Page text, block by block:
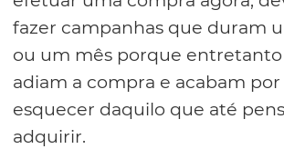
fazer campanhas que duram
ou um mês porque entretanto
adiam a compra e acabam por
esquecer daquilo que até
adquirir.